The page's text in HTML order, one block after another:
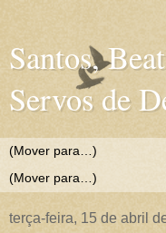
Santos,
Servos de
terça-feira, 15 de abril